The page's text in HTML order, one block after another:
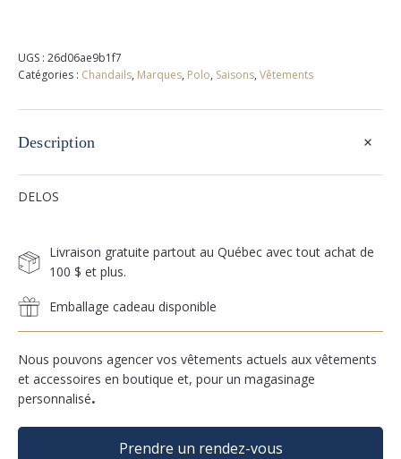
UGS : 26d06ae9b1f7
Catégories : Chandails, Marques, Polo, Saisons, Vêtements
Description +
DELOS
Livraison gratuite partout au Québec avec tout achat de
100 $ et plus.
Emballage cadeau disponible
Nous pouvons agencer vos vêtements actuels aux vêtements
et accessoires en boutique et, pour un magasinage
personnalisé.
Prendre un rendez-vous